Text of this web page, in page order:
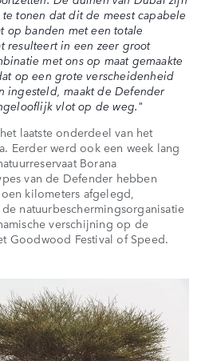
tonen dat dit de meest capabele
op banden met een totale
resulteert in een zeer groot
met ons op maat gemaakte
op een grote verscheidenheid
ingesteld, maakt de Defender
vlot op de weg."
laatste onderdeel van het
Eerder werd ook een week lang
Borana
van de Defender hebben
kilometers afgelegd,
natuurbeschermingsorganisatie
verschijning op de
Goodwood Festival of Speed.